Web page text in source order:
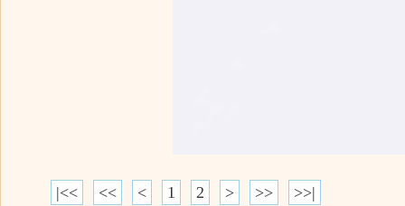
|<< << < 1 2 > >> >>|